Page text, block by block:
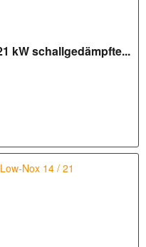
kW schallgedämpfte...